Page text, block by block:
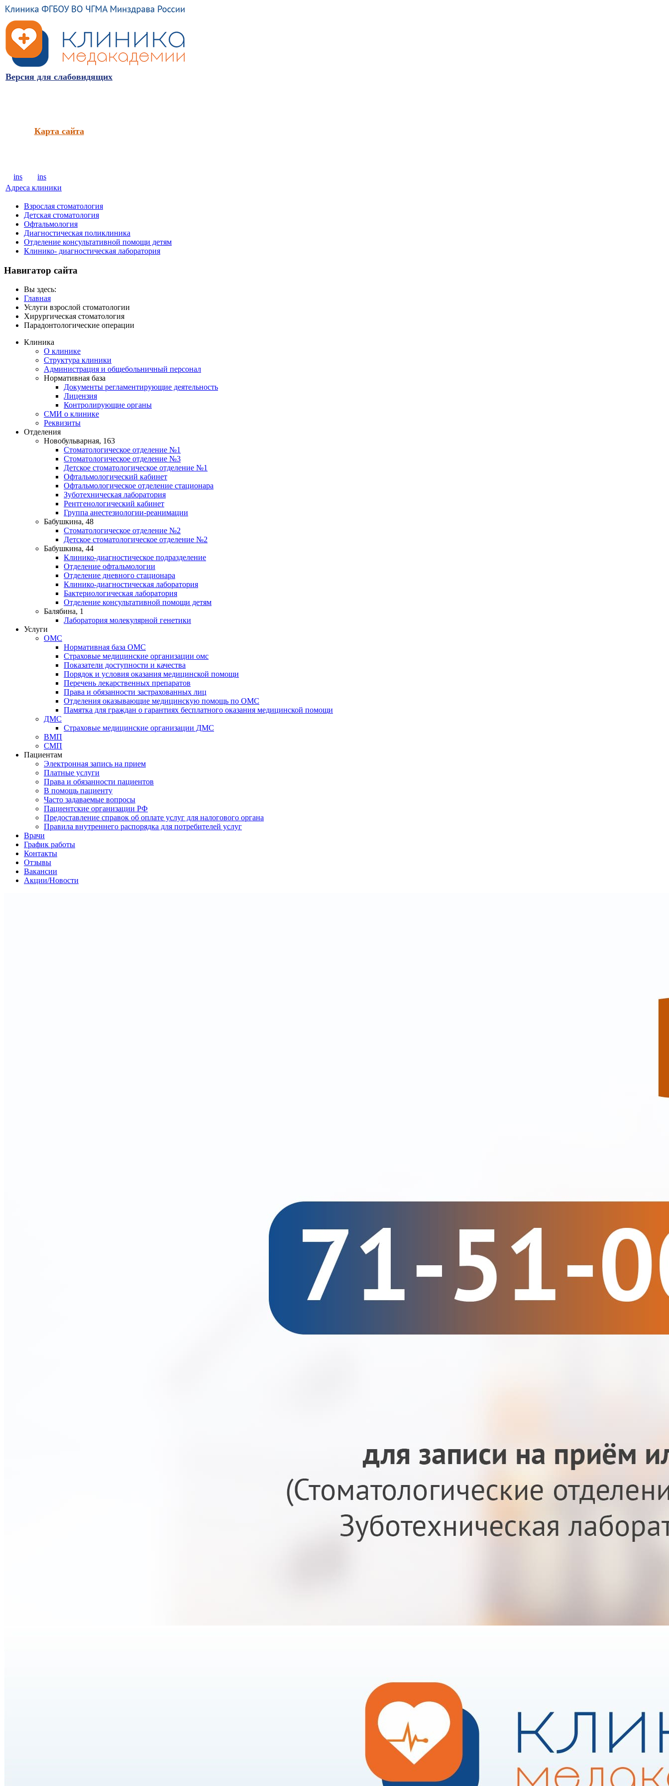
Версия для слабовидящих
Карта сайта
ins
ins
Адреса клиники
Взрослая стоматология
Детская стоматология
Офтальмология
Диагностическая поликлиника
Отделение консультативной помощи детям
Клинико- диагностическая лаборатория
Навигатор сайта
Вы здесь:
Главная
Услуги взрослой стоматологии
Хирургическая стоматология
Парадонтологические операции
Клиника
О клинике
Структура клиники
Администрация и общебольничный персонал
Нормативная база
Документы регламентирующие деятельность
Лицензия
Контролирующие органы
СМИ о клинике
Реквизиты
Отделения
Новобульварная, 163
Стоматологическое отделение №1
Стоматологическое отделение №3
Детское стоматологическое отделение №1
Офтальмологический кабинет
Офтальмологическое отделение стационара
Зуботехническая лаборатория
Рентгенологический кабинет
Группа анестезиологии-реанимации
Бабушкина, 48
Стоматологическое отделение №2
Детское стоматологическое отделение №2
Бабушкина, 44
Клинико-диагностическое подразделение
Отделение офтальмологии
Отделение дневного стационара
Клинико-диагностическая лаборатория
Бактериологическая лаборатория
Отделение консультативной помощи детям
Балябина, 1
Лаборатория молекулярной генетики
Услуги
ОМС
Нормативная база ОМС
Страховые медицинские организации омс
Показатели доступности и качества
Порядок и условия оказания медицинской помощи
Перечень лекарственных препаратов
Права и обязанности застрахованных лиц
Отделения оказывающие медицинскую помощь по ОМС
Памятка для граждан о гарантиях бесплатного оказания медицинской помощи
ДМС
Страховые медицинские организации ДМС
ВМП
СМП
Пациентам
Электронная запись на прием
Платные услуги
Права и обязанности пациентов
В помощь пациенту
Часто задаваемые вопросы
Пациентские организации РФ
Предоставление справок об оплате услуг для налогового органа
Правила внутреннего распорядка для потребителей услуг
Врачи
График работы
Контакты
Отзывы
Вакансии
Акции/Новости